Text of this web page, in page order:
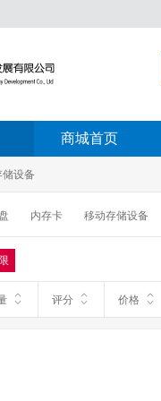
商城首页
储设备
内存卡 移动存储设备
评分 价格